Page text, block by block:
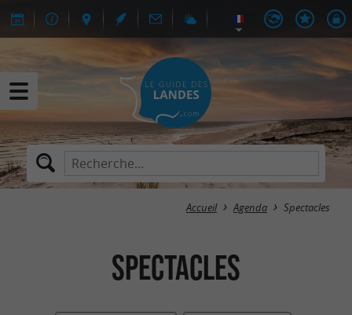
Accueil Agenda Spectacles
Spectacles